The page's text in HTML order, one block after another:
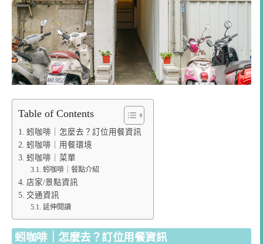
Table of Contents
蚓咖啡｜怎麼去？訂位用餐資訊
蚓咖啡｜用餐環境
蚓咖啡｜菜單
蚓咖啡｜餐點介紹
店家/景點資訊
交通資訊
延伸閱讀
蚓咖啡｜怎麼去？訂位用餐資訊